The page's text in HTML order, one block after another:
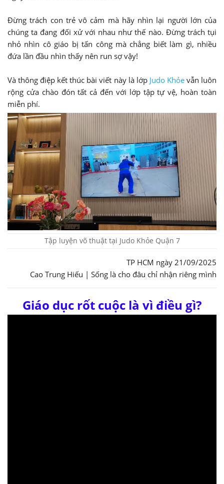
Đừng trách con trẻ vô cảm mà hãy nhìn lại người lớn của
chúng ta đang đối xử với nhau như thế nào. Đừng trách tụi
nhỏ nhìn cô giáo bị tấn công mà chẳng biết làm gì, nhiều
đứa lần đầu nhìn thấy nên run sợ vậy!
Và thông điệp kết thúc bài viết này là lớp Judo Khỏevẫn luôn
rộng cửa chào đón tất cả đến với lớp tập tự vệ, hoàn toàn
miễn phí.
Tập luyện võ thuật tại Judo Khỏe Quận 7
TP HCM ngày 21/09/2025
Cao Trung Hiếu | Sống là cho đâu chỉ nhận riêng mình
Giáo dục rốt cuộc là vì điều gì?